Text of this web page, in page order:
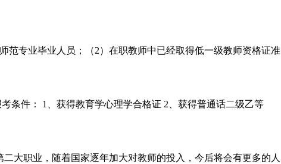
范专业毕业人员；（2）在职教师中已经取得低一级教师资格证准
条件： 1、获得教育学心理学合格证 2、获得普通话二级乙等
大职业，随着国家逐年加大对教师的投入，今后将会有更多的人